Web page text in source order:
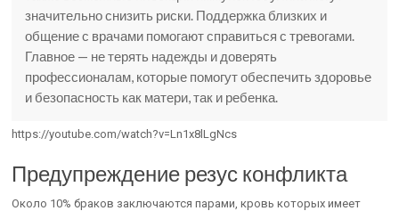
значительно снизить риски. Поддержка близких и
общение с врачами помогают справиться с тревогами.
Главное — не терять надежды и доверять
профессионалам, которые помогут обеспечить здоровье
и безопасность как матери, так и ребенка.
https://youtube.com/watch?v=Ln1x8lLgNcs
Предупреждение резус конфликта
Около 10% браков заключаются парами, кровь которых имеет